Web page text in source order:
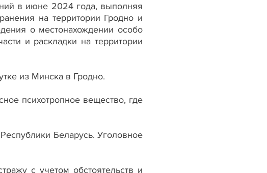
в июне 2024 года, выполняя
на территории Гродно и
о местонахождении особо
и раскладки на территории
из Минска в Гродно.
психотропное вещество, где
Беларусь. Уголовное
с учетом обстоятельств и